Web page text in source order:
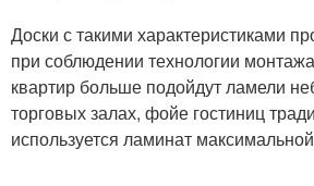
Доски с такими характеристиками
при соблюдении технологии
квартир больше подойдут ламели
торговых залах, фойе гостиниц
используется ламинат